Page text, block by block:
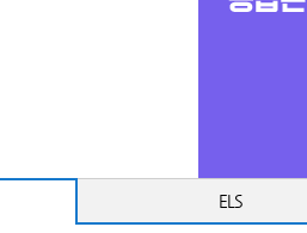
ELS